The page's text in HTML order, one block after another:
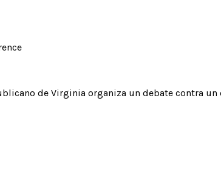
de Virginia organiza un debate contra